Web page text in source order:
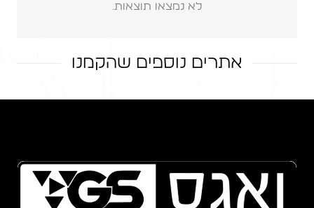
לא נמצאו תוצאות.
אתרים נוספים שהקמנו